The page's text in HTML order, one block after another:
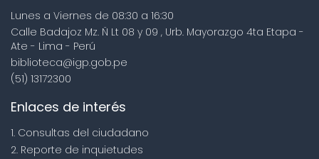
Lunes a Viernes de 08:30 a 16:30
Calle Badajoz Mz. Ñ Lt 08 y 09 , Urb. Mayorazgo 4ta Etapa -
Ate - Lima - Perú
biblioteca@igp.gob.pe
(51) 13172300
Enlaces de interés
1. Consultas del ciudadano
2. Reporte de inquietudes